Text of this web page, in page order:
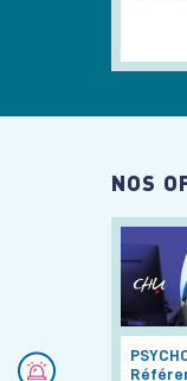
Numéros d'urgences
NOS